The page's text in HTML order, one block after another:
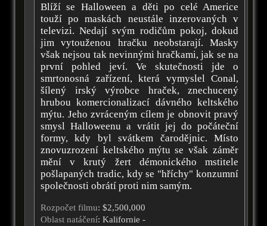
Blíží se Halloween a děti po celé Americe
touží po maskách neustále inzerovaných v
televizi. Nedají svým rodičům pokoj, dokud
jim vytouženou hračku neobstarají. Masky
však nejsou tak nevinnými hračkami, jak se na
první pohled jeví. Ve skutečnosti jde o
smrtonosná zařízení, která vymyslel Conal,
šílený irský výrobce hraček, znechucený
hrubou komercionalizací dávného keltského
mýtu. Jeho zvráceným cílem je obnovit pravý
smysl Halloweenu a vrátit jej do počáteční
formy, kdy byl svátkem čarodějnic. Místo
znovuzrození keltského mýtu se však záměr
mění v krutý žert démonického mstitele
pošlapaných tradic, kdy se "hříchy" konzumní
společnosti obrátí proti nim samým.
Rozpočet filmu: $2,500,000
Oblast natáčení: Kalifornie -